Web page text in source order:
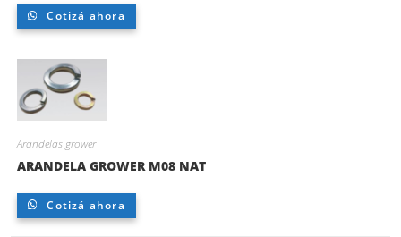
Cotizá ahora
Arandelas grower
ARANDELA GROWER M08 NAT
Cotizá ahora